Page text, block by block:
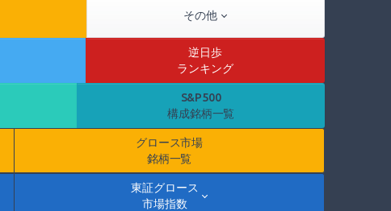
その他
逆日歩
ランキング
S&P500
構成銘柄一覧
グロース市場
銘柄一覧
東証グロース
市場指数